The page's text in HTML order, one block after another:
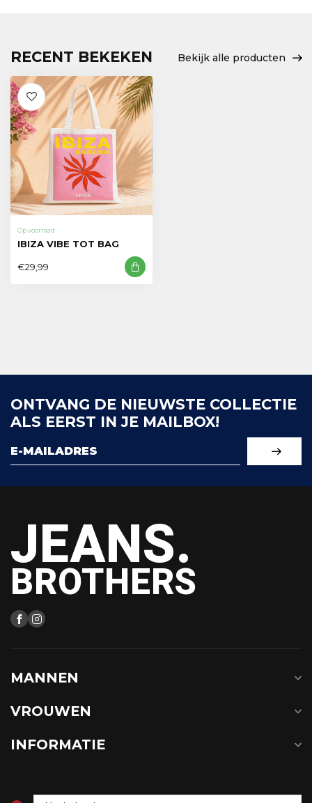
RECENT BEKEKEN Bekijk alle producten
Op voorraad
IBIZA VIBE TOT BAG
€29,99
ONTVANG DE NIEUWSTE COLLECTIE
ALS EERST IN JE MAILBOX!
JEANS.
BROTHERS
MANNEN
VROUWEN
INFORMATIE